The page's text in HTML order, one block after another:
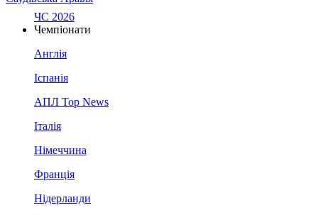
ЧС 2026
Чемпіонати
Англія
Іспанія
АПЛ Top News
Італія
Німеччина
Франція
Нідерланди